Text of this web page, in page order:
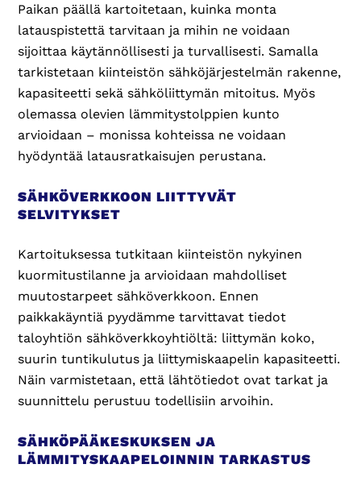
Paikan päällä kartoitetaan, kuinka monta
latauspistettä tarvitaan ja mihin ne voidaan
sijoittaa käytännöllisesti ja turvallisesti. Samalla
tarkistetaan kiinteistön sähköjärjestelmän rakenne,
kapasiteetti sekä sähköliittymän mitoitus. Myös
olemassa olevien lämmitystolppien kunto
arvioidaan – monissa kohteissa ne voidaan
hyödyntää latausratkaisujen perustana.
SÄHKÖVERKKOON LIITTYVÄT
SELVITYKSET
Kartoituksessa tutkitaan kiinteistön nykyinen
kuormitustilanne ja arvioidaan mahdolliset
muutostarpeet sähköverkkoon. Ennen
paikkakäyntiä pyydämme tarvittavat tiedot
taloyhtiön sähköverkkoyhtiöltä: liittymän koko,
suurin tuntikulutus ja liittymiskaapelin kapasiteetti.
Näin varmistetaan, että lähtötiedot ovat tarkat ja
suunnittelu perustuu todellisiin arvoihin.
SÄHKÖPÄÄKESKUKSEN JA
LÄMMITYSKAAPELOINNIN TARKASTUS